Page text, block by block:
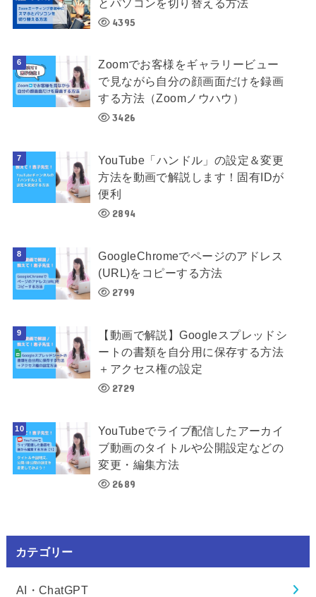
4395
Zoomでお客様をギャラリービュー
で見ながら自分の顔画面だけを録画
する方法（Zoomノウハウ）
3426
YouTube「ハンドル」の設定＆変更
方法を動画で解説します！固有IDが
便利
2894
GoogleChromeでページのアドレス
(URL)をコピーする方法
2799
【動画で解説】Googleスプレッドシ
ートの書類を自分用に保存する方法
＋アクセス権の設定
2729
YouTubeでライブ配信したアーカイ
ブ動画のタイトルや公開設定などの
変更・編集方法
2689
カテゴリー
AI・ChatGPT